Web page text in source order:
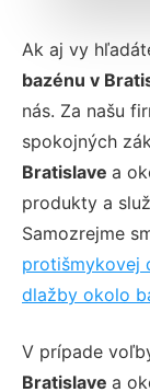
Ak aj vy
bazénu v
nás. Za našu
spokojných
Bratislave a
produkty a
Samozrejme
protišmykovej
dlažby okolo
V prípade
Bratislave a